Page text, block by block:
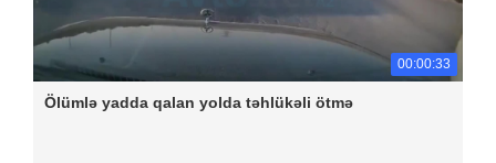
00:00:33
Ölümlə yadda qalan yolda təhlükəli ötmə